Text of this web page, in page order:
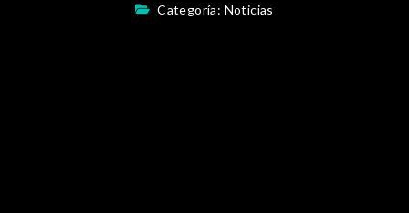
Categoría: Noticias